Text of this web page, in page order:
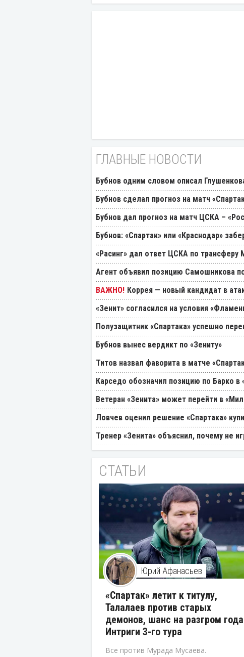
ГЛАВНЫЕ НОВОСТИ
Бубнов одним словом описал
Бубнов сделал прогноз на матч
Бубнов дал прогноз на матч ЦСКА –
Бубнов: «Спартак» или «Краснодар»
«Расинг» дал ответ ЦСКА по трансферу
Агент объявил позицию Самошникова
Коррея — новый кандидат в
«Зенит» согласился на условия
Полузащитник «Спартака» успешно
Бубнов вынес вердикт по «Зениту»
Титов назвал фаворита в матче
Карседо обозначил позицию по Барко в
Ветеран «Зенита» может перейти в
Ловчев оценил решение «Спартака»
Тренер «Зенита» объяснил, почему не
СТАТЬИ
Юрий Афанасьев
«Спартак» летит к титулу,
Талалаев против старых
демонов, шанс на разгром
Интриги 3-го тура
Все против Мурада Мусаева.